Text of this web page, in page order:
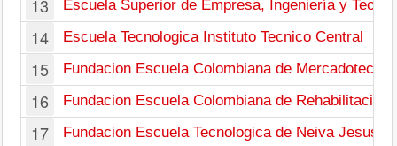
13 Escuela Superior de Empresa, Ingeniería y
14 Escuela Tecnologica Instituto Tecnico Central
15 Fundacion Escuela Colombiana de Mercadotecnia
16 Fundacion Escuela Colombiana de Rehabilitacion
17 Fundacion Escuela Tecnologica de Neiva Jesus